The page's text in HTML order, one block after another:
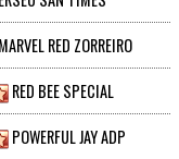
RED ZORREIRO
RED BEE SPECIAL
POWERFUL JAY ADP